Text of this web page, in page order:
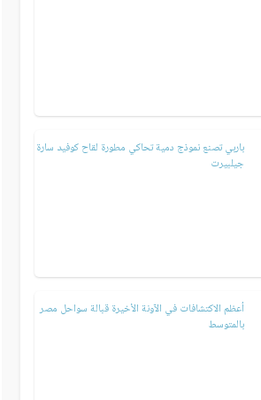
باربي تصنع نموذج دمية تحاكي مطورة لقاح كوفيد سارة
جيلبيرت
أعظم الاكتشافات في الآونة الأخيرة قبالة سواحل مصر
بالمتوسط